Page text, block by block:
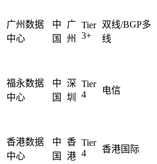
电子商务类解决方案
政府媒体类解决方案
负载均衡解决方案
广州数据
中心
中
国
广
州
Tier
3+
双线/BGP多
线
福永数据
中心
中
国
深
圳
Tier
4
电信
香港数据
中心
中
国
香
港
Tier
4
香港国际